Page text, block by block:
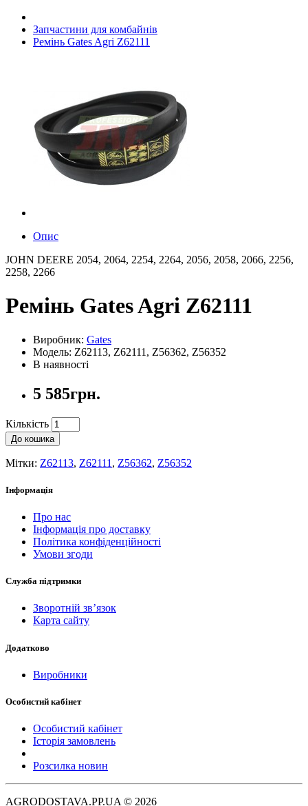
Запчастини для комбайнів
Ремінь Gates Agri Z62111
Опис
JOHN DEERE 2054, 2064, 2254, 2264, 2056, 2058, 2066, 2256,
2258, 2266
Ремінь Gates Agri Z62111
Виробник: Gates
Модель: Z62113, Z62111, Z56362, Z56352
В наявності
5 585грн.
Кількість
До кошика
Мітки: Z62113, Z62111 , Z56362, Z56352
Інформація
Про нас
Інформація про доставку
Політика конфіденційності
Умови згоди
Служба підтримки
Зворотній зв’язок
Карта сайту
Додатково
Виробники
Особистий кабінет
Особистий кабінет
Історія замовлень
Розсилка новин
AGRODOSTAVA.PP.UA © 2026